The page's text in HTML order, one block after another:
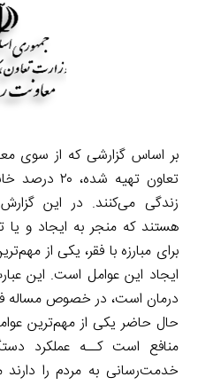
بر اساس گزارشی که از سوی
تعاون تهیه
زندگی می‌کنند. در این
هستند که منجر به ایجاد و یا
برای مبارزه با فقر، یکی از
ایجاد این عوامل است. این
درمان است، در خصوص مساله
حال حاضر یکی از مهم‌ترین
منافع است کــه عملکرد
خدمت‌رسانی به مردم را